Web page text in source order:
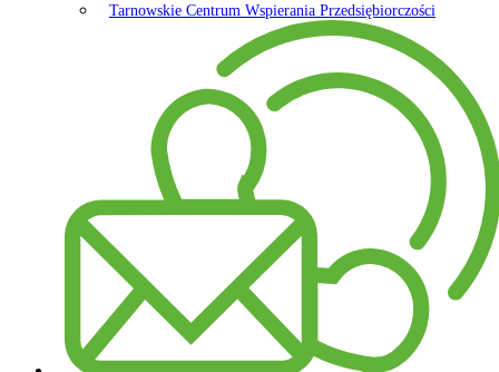
Tarnowskie Centrum Wspierania Przedsiębiorczości